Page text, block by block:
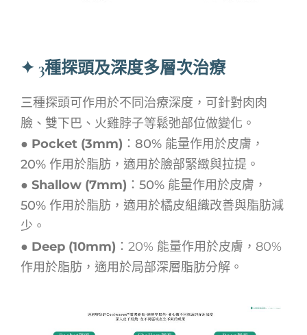
✦ 3種探頭及深度多層次治療
三種探頭可作用於不同治療深度，可針對肉肉
臉、雙下巴、火雞脖子等鬆弛部位做變化。
● Pocket (3mm) ： 80% 能量作用於皮膚，
20% 作用於脂肪，適用於臉部緊緻與拉提。
● Shallow (7mm) ： 50% 能量作用於皮膚，
50% 作用於脂肪，適用於橘皮組織改善與脂肪減
少。
● Deep (10mm) ： 20% 能量作用於皮膚，80%
作用於脂肪，適用於局部深層脂肪分解。